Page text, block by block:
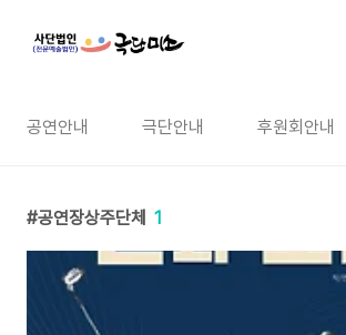
공연안내 극단안내 후원회안내
공연장상주단체 1